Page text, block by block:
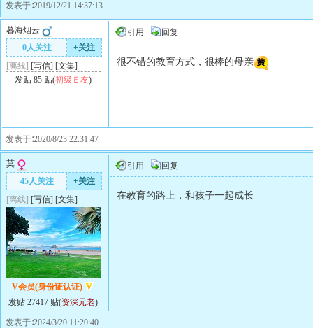
发表于∶2019/12/21 14:37:13
暮海烟云
0人关注
+关注
[离线] [写信] [文集]
发贴 85 贴(初级Ｅ友)
引用 回复
很不错的教育方式，很棒的母亲
发表于∶2020/8/23 22:31:47
莫
45人关注
+关注
[离线] [写信] [文集]
V会员(身份证认证)
发贴 27417 贴(资深元老)
引用 回复
在教育的路上，和孩子一起成长
发表于∶2024/3/20 11:20:40